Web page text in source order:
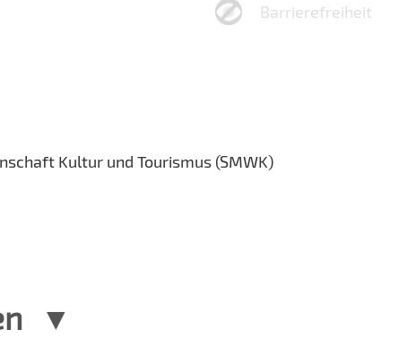
Barrierefreiheit
Kultur und Tourismus (SMWK)